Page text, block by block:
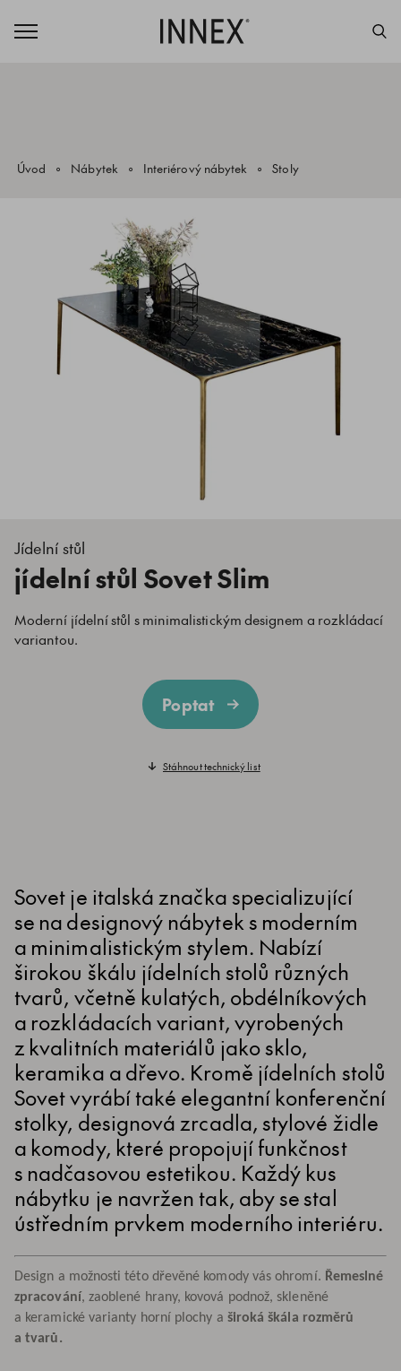
Úvod Nábytek Interiérový nábytek Stoly
Jídelní stůl
jídelní stůl Sovet Slim
Moderní jídelní stůl s minimalistickým designem a rozkládací
variantou.
Poptat
Stáhnout technický list
Sovet je italská značka specializující
se na designový nábytek s moderním
a minimalistickým stylem. Nabízí
širokou škálu jídelních stolů různých
tvarů, včetně kulatých, obdélníkových
a rozkládacích variant, vyrobených
z kvalitních materiálů jako sklo,
keramika a dřevo. Kromě jídelních stolů
Sovet vyrábí také elegantní konferenční
stolky, designová zrcadla, stylové židle
a komody, které propojují funkčnost
s nadčasovou estetikou. Každý kus
nábytku je navržen tak, aby se stal
ústředním prvkem moderního interiéru.
Design a možnosti této dřevěné komody vás ohromí. Řemeslné
zpracování, zaoblené hrany, kovová podnož, skleněné
a keramické varianty horní plochy a široká škála rozměrů
a tvarů.